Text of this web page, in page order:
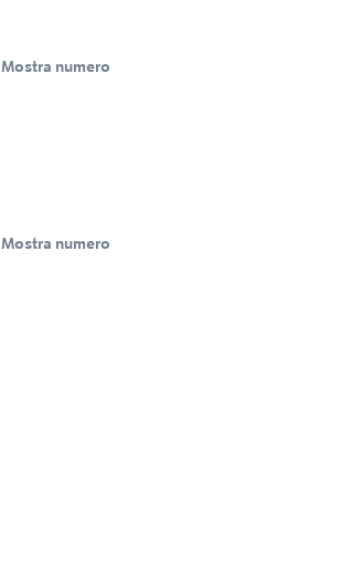
Mostra numero
Mostra numero